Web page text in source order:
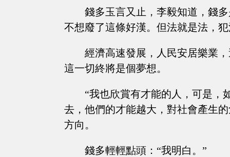
錢多玉言又止，李毅知道，錢
不想廢了這條好漢。但法就是法，
經濟高速發展，人民安居樂業
這一切終將是個夢想。
“我也欣賞有才能的人，可是，
去，他們的才能越大，對社會產生
方向。
錢多輕輕點頭：“我明白。”